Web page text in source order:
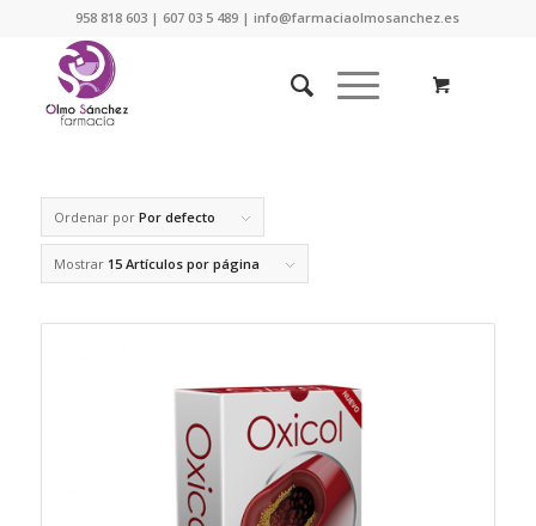
958 818 603 | 607 03 5 489 | info@farmaciaolmosanchez.es
Ordenar por Por defecto
Mostrar 15 Artículos por página